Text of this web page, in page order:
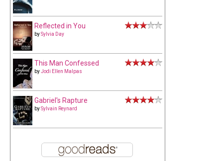
Reflected in You
bySylvia Day
This Man Confessed
byJodi Ellen Malpas
Gabriel's Rapture
bySylvain Reynard